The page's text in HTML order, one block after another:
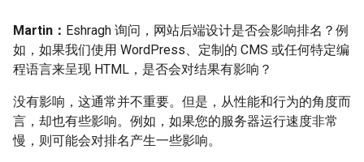
Martin： Eshragh 询问，网站后端设计是否会影响排名？例
如，如果我们使用 WordPress、定制的 CMS 或任何特定编
程语言来呈现 HTML，是否会对结果有影响？
没有影响，这通常并不重要。但是，从性能和行为的角度而
言，却也有些影响。例如，如果您的服务器运行速度非常
慢，则可能会对排名产生一些影响。